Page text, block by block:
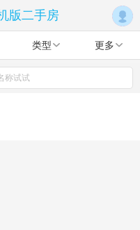
版二手房
类型 更多
称试试